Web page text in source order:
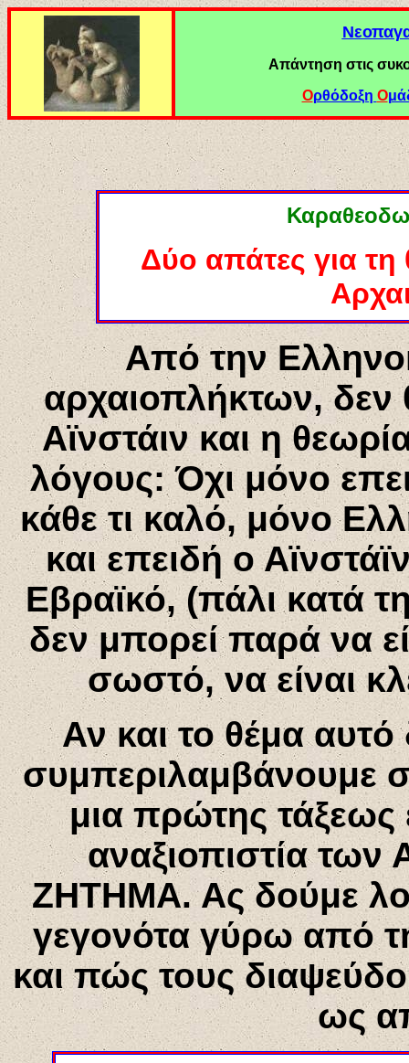
Απάντηση στις
Ορθόδοξη Ο
Δύο απάτες για τη
Από την
αρχαιοπλήκτων, δεν
Αϊνστάιν και η
λόγους: Όχι μόνο
κάθε τι καλό, μόνο
και επειδή ο
Εβραϊκό, (πάλι κατά
δεν μπορεί παρά να
σωστό, να είναι
Αν και το θέμα αυτό
συμπεριλαμβάνουμε
μια πρώτης τάξεως
αναξιοπιστία
ΖΗΤΗΜΑ.Ας δούμε
γεγονότα γύρω από
και πώς τους
ως